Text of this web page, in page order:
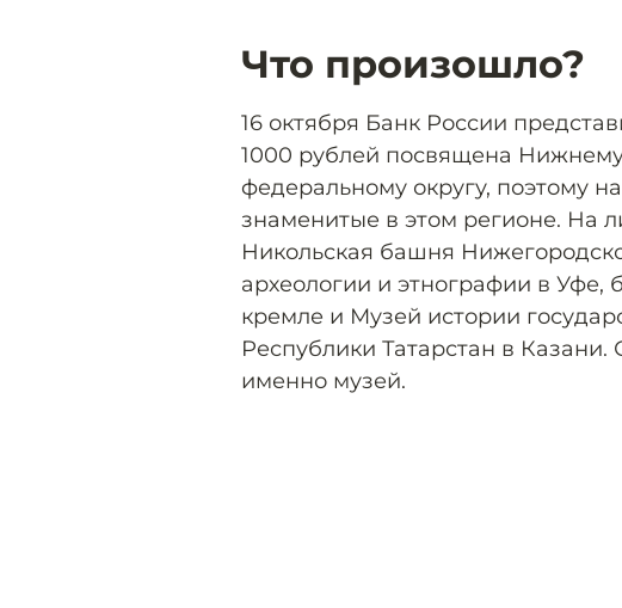
Что произошло?
16 октября Банк России
1000 рублей посвящена
федеральному округу, поэтому
знаменитые в этом регионе. На
Никольская башня
археологии и этнографии в
кремле и Музей истории
Республики Татарстан в Казани.
именно музей.